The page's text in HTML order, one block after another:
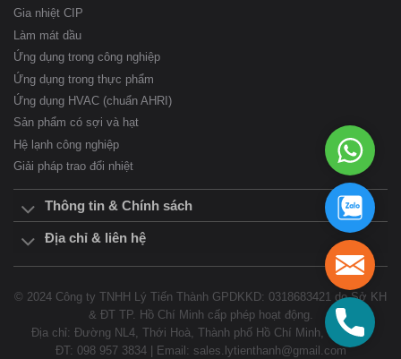
Gia nhiệt CIP
Làm mát dầu
Ứng dụng trong công nghiệp
Ứng dụng trong thực phẩm
Ứng dụng HVAC (chuẩn AHRI)
Sản phẩm có sợi và hạt
Hệ lạnh công nghiệp
Giải pháp trao đổi nhiệt
Thông tin & Chính sách
Địa chỉ & liên hệ
© 2024 Công ty TNHH Lý Tiến Thành GPDKKD: 0318683421 do Sở KH
& ĐT TP. Hồ Chí Minh cấp phép hoạt động.
Địa chỉ: Đường NL4, Thới Hoà, Thành phố Hồ Chí Minh, Vietnam
ĐT: 098 957 3834 | Email: sales.lytienthanh@gmail.com
098
957
3834
098
957
3834
098
957
3834